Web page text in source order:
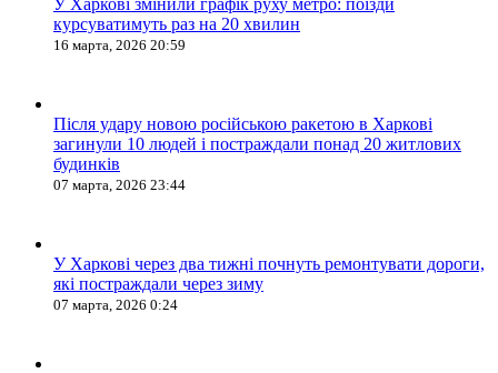
У Харкові змінили графік руху метро: поїзди
курсуватимуть раз на 20 хвилин
16 марта, 2026 20:59
Після удару новою російською ракетою в Харкові
загинули 10 людей і постраждали понад 20 житлових
будинків
07 марта, 2026 23:44
У Харкові через два тижні почнуть ремонтувати дороги,
які постраждали через зиму
07 марта, 2026 0:24